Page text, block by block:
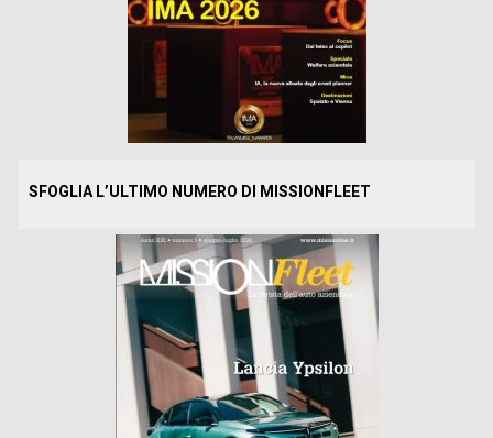
SFOGLIA L’ULTIMO NUMERO DI MISSIONFLEET